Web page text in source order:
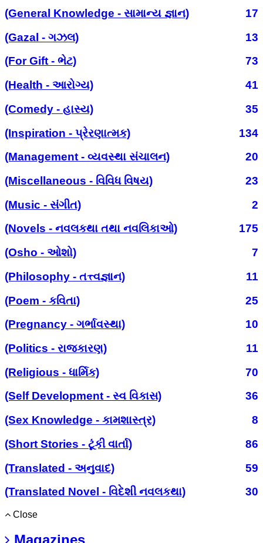
(General Knowledge - સામાન્ય જ્ઞાન)
17
(Gazal - ગઝલ)
13
(For Gift - ભેટ)
73
(Health - આરોગ્ય)
41
(Comedy - હાસ્ય)
35
(Inspiration - પ્રેરણાત્મક)
134
(Management - વ્યવસ્થા સંચાલન)
20
(Miscellaneous - વિવિધ વિષય)
23
(Music - સંગીત)
2
(Novels - નવલકથા તથા નવલિકાઓ)
175
(Osho - ઓશો)
7
(Philosophy - તત્ત્વજ્ઞાન)
11
(Poem - કવિતા)
25
(Pregnancy - ગર્ભાવસ્થા)
10
(Politics - રાજકારણ)
11
(Religious - ધાર્મિક)
70
(Self Development - સ્વ વિકાસ)
36
(Sex Knowledge - કામશાસ્ત્ર)
8
(Short Stories - ટૂંકી વાર્તા)
86
(Translated - અનુવાદ)
59
(Translated Novel - વિદેશી નવલકથા)
30
Close
Magazines